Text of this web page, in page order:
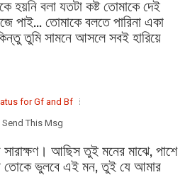
হয়নি বলা যতটা কষ্ট তোমাকে দেই
পাই... তোমাকে বলতে পারিনা একা
তুমি সামনে আসলে সবই হারিয়ে
for Gf and Bf
Send This Msg
আছিস তুই মনের মাঝে, পাশে
তোকে ভুলবে এই মন, তুই যে আমার